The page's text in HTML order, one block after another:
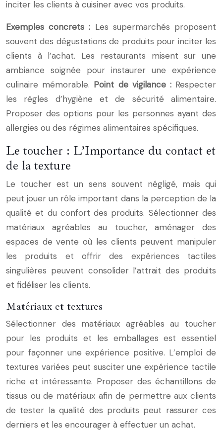
inciter les clients à cuisiner avec vos produits.
Exemples concrets : Les supermarchés proposent
souvent des dégustations de produits pour inciter les
clients à l’achat. Les restaurants misent sur une
ambiance soignée pour instaurer une expérience
culinaire mémorable. Point de vigilance : Respecter
les règles d’hygiène et de sécurité alimentaire.
Proposer des options pour les personnes ayant des
allergies ou des régimes alimentaires spécifiques.
Le toucher : L’Importance du contact et
de la texture
Le toucher est un sens souvent négligé, mais qui
peut jouer un rôle important dans la perception de la
qualité et du confort des produits. Sélectionner des
matériaux agréables au toucher, aménager des
espaces de vente où les clients peuvent manipuler
les produits et offrir des expériences tactiles
singulières peuvent consolider l’attrait des produits
et fidéliser les clients.
Matériaux et textures
Sélectionner des matériaux agréables au toucher
pour les produits et les emballages est essentiel
pour façonner une expérience positive. L’emploi de
textures variées peut susciter une expérience tactile
riche et intéressante. Proposer des échantillons de
tissus ou de matériaux afin de permettre aux clients
de tester la qualité des produits peut rassurer ces
derniers et les encourager à effectuer un achat.